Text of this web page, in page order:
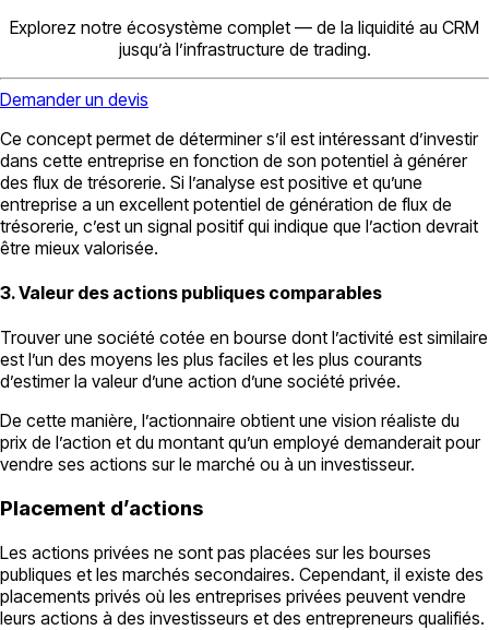
Explorez notre écosystème complet — de la liquidité au CRM
jusqu’à l’infrastructure de trading.
Demander un devis
Ce concept permet de déterminer s’il est intéressant d’investir
dans cette entreprise en fonction de son potentiel à générer
des flux de trésorerie. Si l’analyse est positive et qu’une
entreprise a un excellent potentiel de génération de flux de
trésorerie, c’est un signal positif qui indique que l’action devrait
être mieux valorisée.
3. Valeur des actions publiques comparables
Trouver une société cotée en bourse dont l’activité est similaire
est l’un des moyens les plus faciles et les plus courants
d’estimer la valeur d’une action d’une société privée.
De cette manière, l’actionnaire obtient une vision réaliste du
prix de l’action et du montant qu’un employé demanderait pour
vendre ses actions sur le marché ou à un investisseur.
Placement d’actions
Les actions privées ne sont pas placées sur les bourses
publiques et les marchés secondaires. Cependant, il existe des
placements privés où les entreprises privées peuvent vendre
leurs actions à des investisseurs et des entrepreneurs qualifiés.